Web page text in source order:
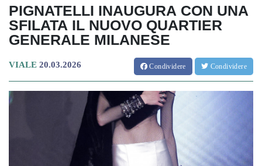
PIGNATELLI INAUGURA CON UNA
SFILATA IL NUOVO QUARTIER
GENERALE MILANESE
VIALE 20.03.2026 Condividere Condividere